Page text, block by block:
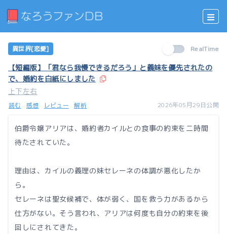
異世界[恋愛] RealTime
【短編版】「君なら我慢できるだろう」と義妹を優先されたの
で、婚約を白紙にしました
上下左右
読む 感想 レビュー 解析 2026年05月29日公開
伯爵令嬢アリアは、婚約者カイルとの食事の約束を二時間
待たされていた。
理由は、カイルの義理の妹セレーネの体調が悪化したか
ら。
セレーネは聖女候補で、体が弱く、国を救う力があるから
仕方がない。そう言われ、アリアは何度も自分の約束を後
回しにされてきた。